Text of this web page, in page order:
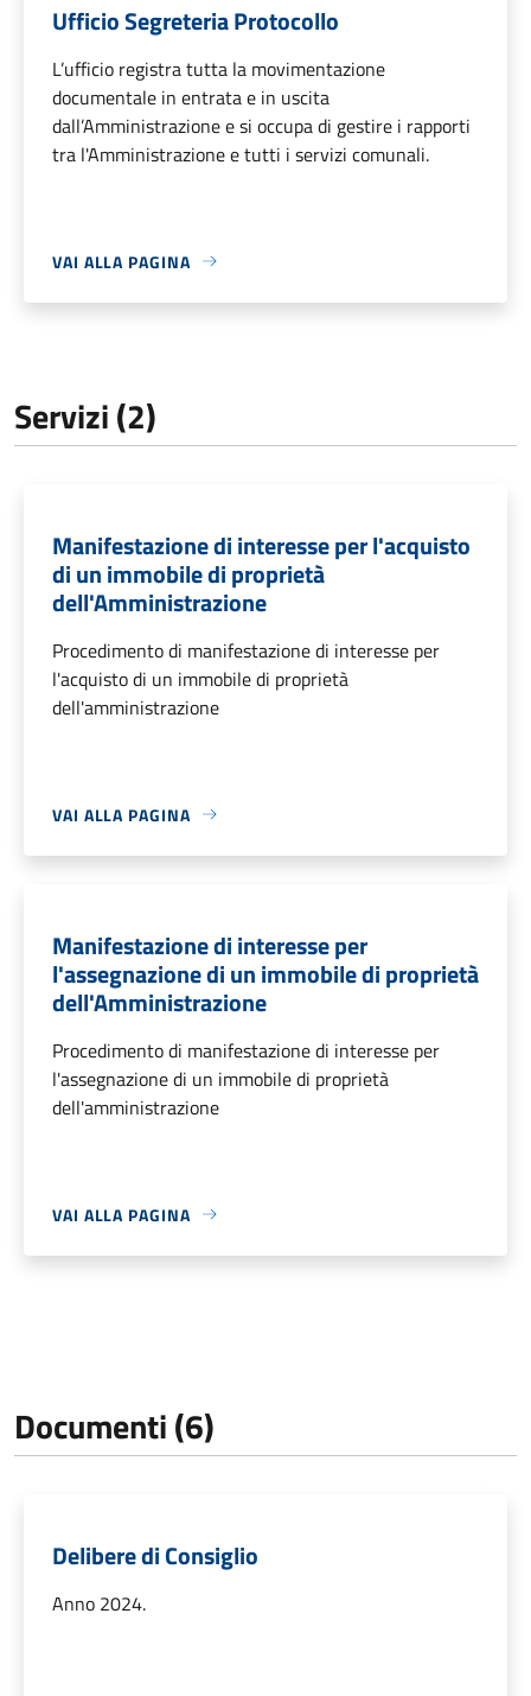
Ufficio Segreteria Protocollo
L’ufficio registra tutta la movimentazione
documentale in entrata e in uscita
dall’Amministrazione e si occupa di gestire i rapporti
tra l'Amministrazione e tutti i servizi comunali.
VAI ALLA PAGINA
Servizi (2)
Manifestazione di interesse per l'acquisto
di un immobile di proprietà
dell'Amministrazione
Procedimento di manifestazione di interesse per
l'acquisto di un immobile di proprietà
dell'amministrazione
VAI ALLA PAGINA
Manifestazione di interesse per
l'assegnazione di un immobile di proprietà
dell'Amministrazione
Procedimento di manifestazione di interesse per
l'assegnazione di un immobile di proprietà
dell'amministrazione
VAI ALLA PAGINA
Documenti (6)
Delibere di Consiglio
Anno 2024.